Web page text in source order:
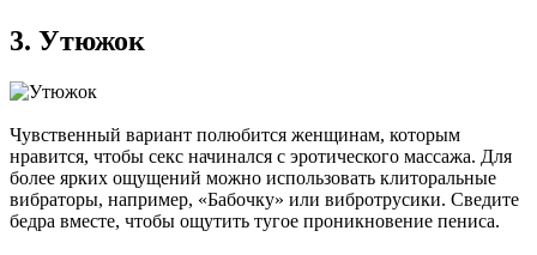
3. Утюжок
Чувственный вариант полюбится женщинам, которым
нравится, чтобы секс начинался с эротического массажа. Для
более ярких ощущений можно использовать клиторальные
вибраторы, например, «Бабочку» или вибротрусики. Сведите
бедра вместе, чтобы ощутить тугое проникновение пениса.